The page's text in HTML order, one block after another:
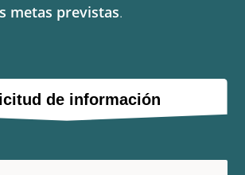
metas previstas.
de información